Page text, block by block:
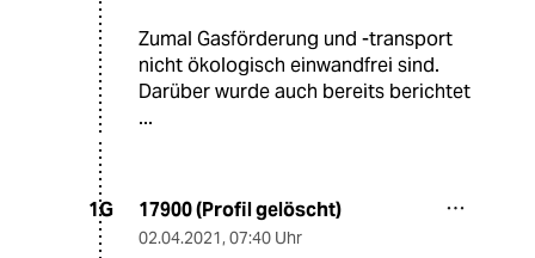
Zumal Gasförderung und -transport
nicht ökologisch einwandfrei sind.
Darüber wurde auch bereits berichtet
...
1G 17900 (Profil gelöscht)
02.04.2021, 07:40 Uhr